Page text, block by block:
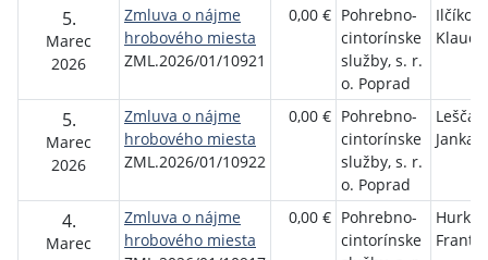
5.
Marec
2026
Zmluva o nájme
hrobového miesta
ZML.2026/01/10921
0,00 € Pohrebno-
cintorínske
služby, s. r.
o. Poprad
Ilčíková
5.
Marec
2026
Zmluva o nájme
hrobového miesta
ZML.2026/01/10922
0,00 € Pohrebno-
cintorínske
služby, s. r.
o. Poprad
Janka
4.
Marec
Zmluva o nájme
hrobového miesta
0,00 € Pohrebno-
cintorínske
Hurka